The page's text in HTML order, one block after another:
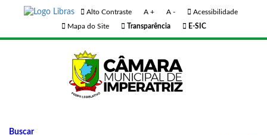
Alto Contraste A + A -
Acessibilidade
Mapa do Site
Transparência E-SIC
Buscar